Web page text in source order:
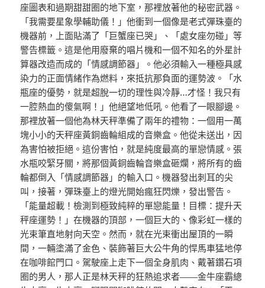
座圖表和過期甜甜圈的地下室，那裡放著他的秘密武器。
「我需要星象學輔助儀！」他衝到一個像是老式彈珠臺的
機器前，上面貼滿了「巨蟹座已哭」、「處女座勿碰」等
警告標籤。這是他用廢棄的唱片機和一個不知名的外星計
算器改造而成的「情感調節器」。他必須輸入一種極具感
染力的正面情緒作為燃料，來抵抗那負面的運勢波。「水
瓶座的優勢，就是超脫一切的理性與冷靜…才怪！我只有
一腔熱血的傻氣啊！」他絕望地低吼。他看了一眼腳邊。
那裡放著一個他為林天秤準備了兩年的禮物：一個用一萬
塊小小的天秤座黃銅齒輪組成的音樂盒。他從未送出，因
為害怕被拒絕。這份害怕，就是純度最高的單戀情感。張
水瓶咬緊牙關，將那個黃銅齒輪音樂盒砸爛，將所有的齒
輪都倒入「情感調節器」的輸入口。機器發出刺耳的尖
叫，接著，彈珠臺上的燈光開始瘋狂閃爍，發出警告。
「能量超載！檢測到極致純粹的單戀能量！目標：提升天
秤座運勢！」在機器的頂部，一個巨大的、像彩虹一樣的
光束筆直地射向天空。然而，就在光束衝出屋頂的一瞬
間，一輛塗滿了金色、裝飾著巨大公牛角的悍馬車猛地停
在咖啡館門口。駕駛座上走下一個全身肌肉、戴著鑽石項
圈的男人，那人正是林天秤的狂熱追求者——金牛座霸總